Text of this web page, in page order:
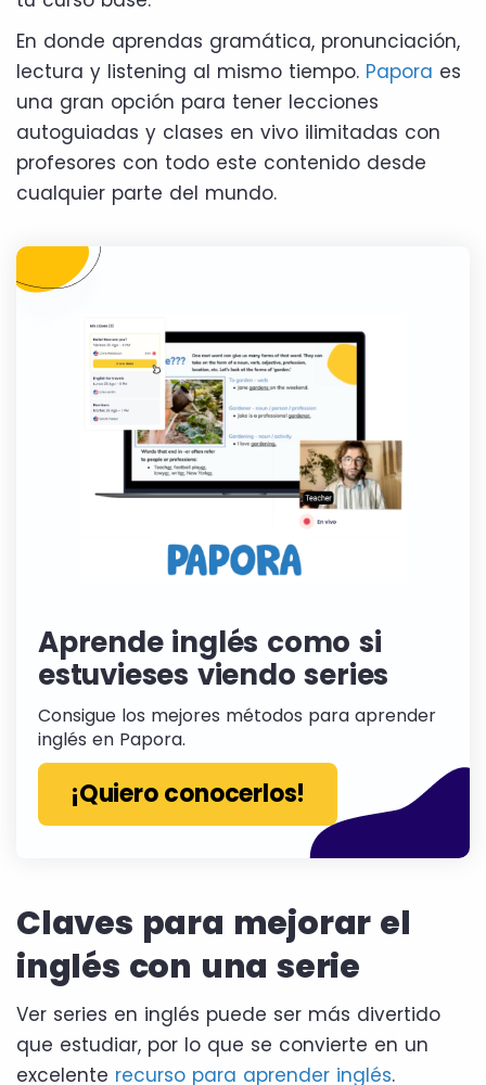
En donde aprendas gramática, pronunciación,
lectura y listening al mismo tiempo. Papora es
una gran opción para tener lecciones
autoguiadas y clases en vivo ilimitadas con
profesores con todo este contenido desde
cualquier parte del mundo.
Aprende inglés como si
estuvieses viendo series
Consigue los mejores métodos para aprender
inglés en Papora.
¡Quiero conocerlos!
Claves para mejorar el
inglés con una serie
Ver series en inglés puede ser más divertido
que estudiar, por lo que se convierte en un
excelente recurso para aprender inglés.